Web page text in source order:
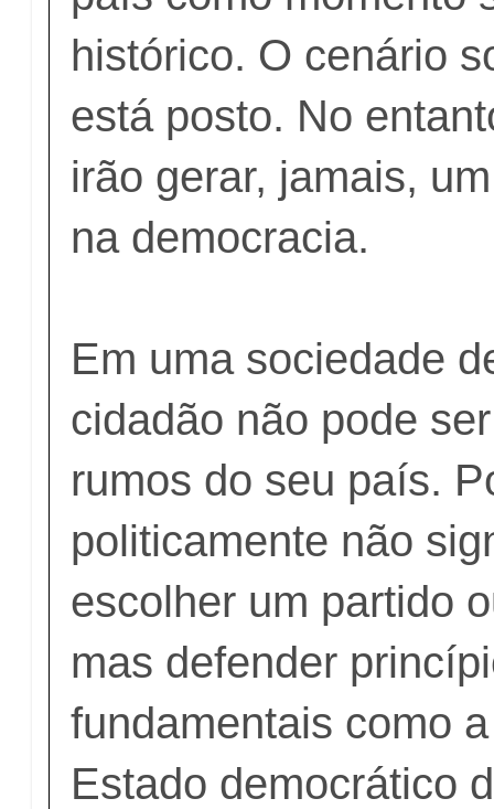
histórico. O cenário
está posto. No
irão gerar, jamais,
na democracia.
Em uma sociedade
cidadão não pode
rumos do seu país.
politicamente não
escolher um partido
mas defender
fundamentais como
Estado democrático